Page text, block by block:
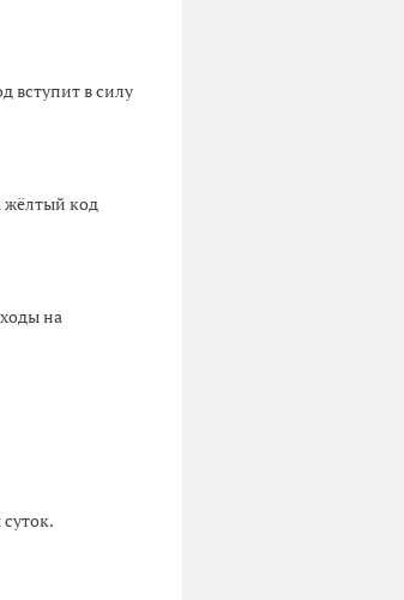
вступит в силу
жёлтый код
на